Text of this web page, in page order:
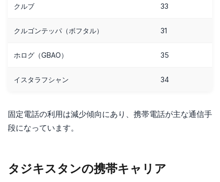
クルブ 33
クルゴンテッパ（ボフタル） 31
ホログ（GBAO） 35
イスタラフシャン 34
固定電話の利用は減少傾向にあり、携帯電話が主な通信手
段になっています。
タジキスタンの携帯キャリア